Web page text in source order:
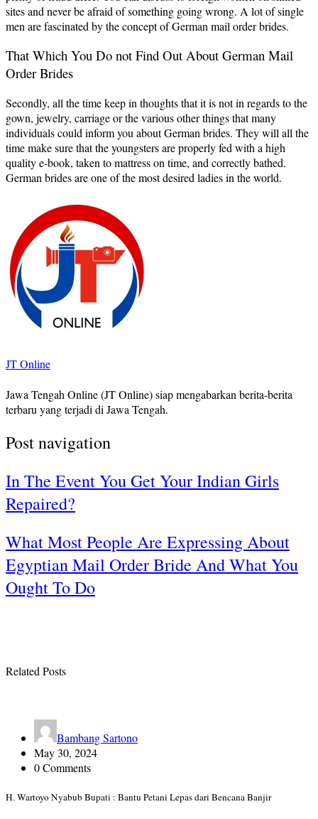
sites and never be afraid of something going wrong. A lot of single
men are fascinated by the concept of German mail order brides.
That Which You Do not Find Out About German Mail
Order Brides
Secondly, all the time keep in thoughts that it is not in regards to the
gown, jewelry, carriage or the various other things that many
individuals could inform you about German brides. They will all the
time make sure that the youngsters are properly fed with a high
quality e-book, taken to mattress on time, and correctly bathed.
German brides are one of the most desired ladies in the world.
JT Online
Jawa Tengah Online (JT Online) siap mengabarkan berita-berita
terbaru yang terjadi di Jawa Tengah.
Post navigation
In The Event You Get Your Indian Girls
Repaired?
What Most People Are Expressing About
Egyptian Mail Order Bride And What You
Ought To Do
Related Posts
Bambang Sartono
May 30, 2024
0 Comments
H. Wartoyo Nyabub Bupati : Bantu Petani Lepas dari Bencana Banjir